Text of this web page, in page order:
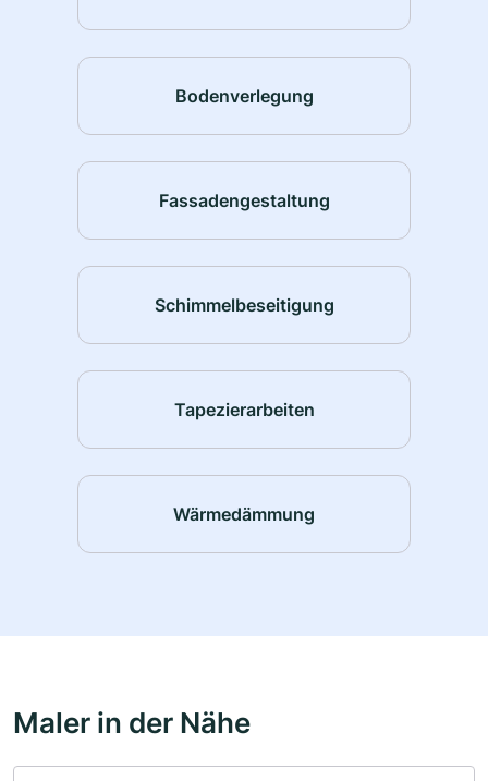
Bodenverlegung
Fassadengestaltung
Schimmelbeseitigung
Tapezierarbeiten
Wärmedämmung
Maler in der Nähe